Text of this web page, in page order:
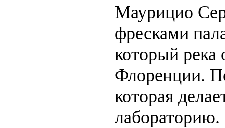
Маурицио
фресками
который река
Флоренции.
которая
лабораторию.